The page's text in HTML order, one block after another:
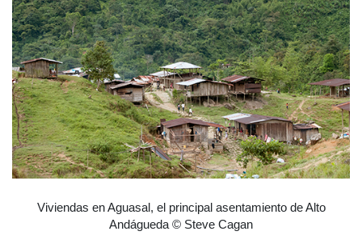
Viviendas en Aguasal, el principal asentamiento de Alto
Andágueda © Steve Cagan